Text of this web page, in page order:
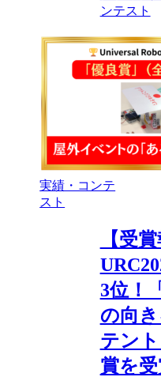
ンテスト
実績・コンテ
スト
【受
3位！
の向
テン
賞を